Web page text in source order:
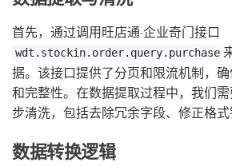
首先，通过调用旺店通·企业奇门接口
wdt.stockin.order.query.purchase
据。该接口提供了分页和限流机制，
和完整性。在数据提取过程中，我们
步清洗，包括去除冗余字段、修正格式
数据转换逻辑